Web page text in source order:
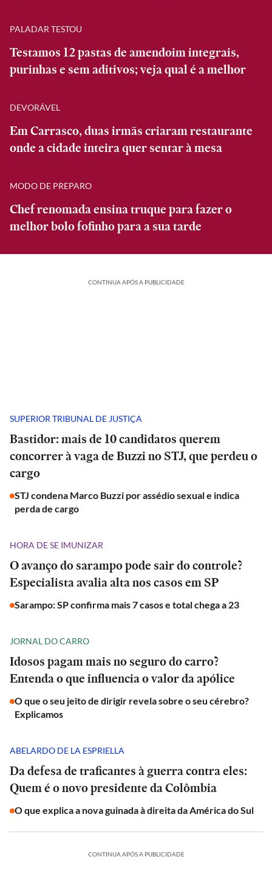
PALADAR TESTOU
Testamos 12 pastas de amendoim integrais,
purinhas e sem aditivos; veja qual é a melhor
DEVORÁVEL
Em Carrasco, duas irmãs criaram restaurante
onde a cidade inteira quer sentar à mesa
MODO DE PREPARO
Chef renomada ensina truque para fazer o
melhor bolo fofinho para a sua tarde
CONTINUA APÓS A PUBLICIDADE
SUPERIOR TRIBUNAL DE JUSTIÇA
Bastidor: mais de 10 candidatos querem
concorrer à vaga de Buzzi no STJ, que perdeu o
cargo
STJ condena Marco Buzzi por assédio sexual e indica
perda de cargo
HORA DE SE IMUNIZAR
O avanço do sarampo pode sair do controle?
Especialista avalia alta nos casos em SP
Sarampo: SP confirma mais 7 casos e total chega a 23
JORNAL DO CARRO
Idosos pagam mais no seguro do carro?
Entenda o que influencia o valor da apólice
O que o seu jeito de dirigir revela sobre o seu cérebro?
Explicamos
ABELARDO DE LA ESPRIELLA
Da defesa de traficantes à guerra contra eles:
Quem é o novo presidente da Colômbia
O que explica a nova guinada à direita da América do Sul
CONTINUA APÓS A PUBLICIDADE